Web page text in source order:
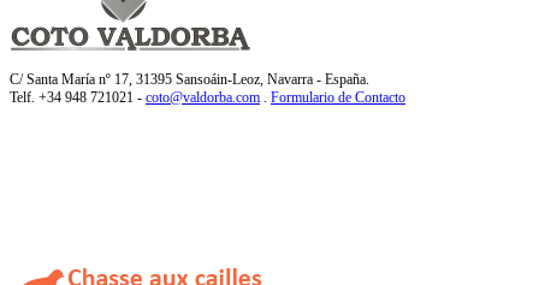
C/ Santa María nº 17, 31395 Sansoáin-Leoz, Navarra - España.
Telf. +34 948 721021 - coto@valdorba.com Formulario de Contacto